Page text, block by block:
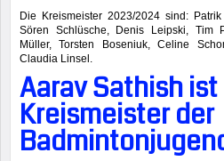
Die Kreismeister 2023/2024 sind:
Sören Schlüsche, Denis Leipski, Tim
Müller, Torsten Boseniuk, Celine
Claudia Linsel.
Aarav Sathish ist
Kreismeister der